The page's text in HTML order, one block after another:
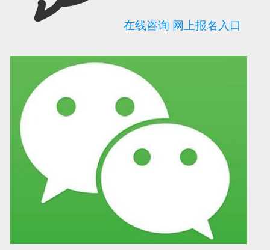
可信网站信用评 网络警察提醒你 诚信网站
在线咨询 网上报名入口